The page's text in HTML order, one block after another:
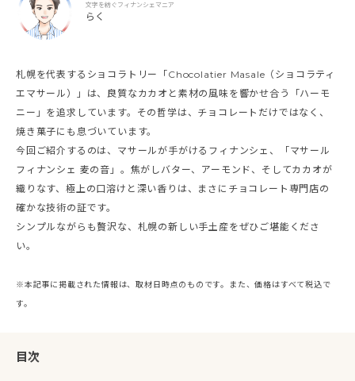
文字を紡ぐフィナンシェマニア
らく
札幌を代表するショコラトリー「Chocolatier Masale（ショコラティ
エマサール）」は、良質なカカオと素材の風味を響かせ合う「ハーモ
ニー」を追求しています。その哲学は、チョコレートだけではなく、
焼き菓子にも息づいています。
今回ご紹介するのは、マサールが手がけるフィナンシェ、「マサール
フィナンシェ 麦の音」。焦がしバター、アーモンド、そしてカカオが
織りなす、極上の口溶けと深い香りは、まさにチョコレート専門店の
確かな技術の証です。
シンプルながらも贅沢な、札幌の新しい手土産をぜひご堪能くださ
い。
※本記事に掲載された情報は、取材日時点のものです。また、価格はすべて税込で
す。
目次